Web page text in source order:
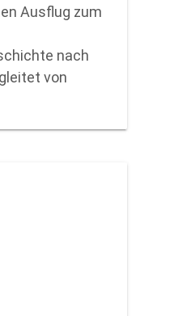
Ausflug zum
nach
von